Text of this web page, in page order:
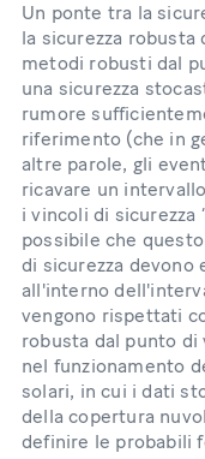
Un ponte tra la
la sicurezza
metodi robusti dal
una sicurezza
rumore
riferimento (che in
altre parole, gli
ricavare un
i vincoli di sicurezza
possibile che
di sicurezza
all'interno
vengono rispettati
robusta dal punto
nel funzionamento
solari, in cui i dati
della copertura
definire le probabili